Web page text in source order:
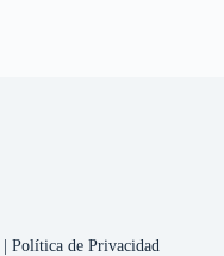
|Política de Privacidad